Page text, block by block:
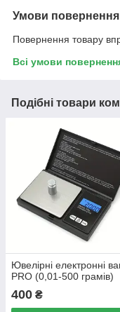
Умови повернення
Повернення товару
Всі умови
Подібні товари
Ювелірні електронні
PRO (0,01-500 грамів)
400 ₴